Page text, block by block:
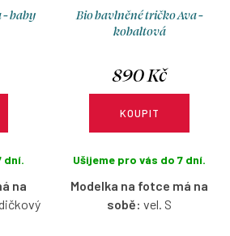
- baby
dní.
na
Bio bavlněné tričko Ava -
kobaltová
890 Kč
KOUPIT
Ušijeme pro vás do 7 dní.
Modelka na fotce má na
sobě: vel. S